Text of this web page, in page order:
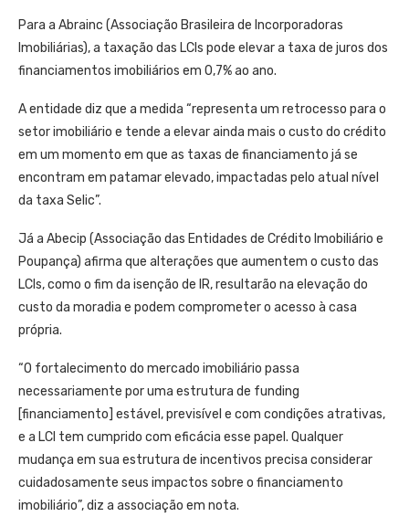
Para a Abrainc (Associação Brasileira de Incorporadoras
Imobiliárias), a taxação das LCIs pode elevar a taxa de juros dos
financiamentos imobiliários em 0,7% ao ano.
A entidade diz que a medida “representa um retrocesso para o
setor imobiliário e tende a elevar ainda mais o custo do crédito
em um momento em que as taxas de financiamento já se
encontram em patamar elevado, impactadas pelo atual nível
da taxa Selic”.
Já a Abecip (Associação das Entidades de Crédito Imobiliário e
Poupança) afirma que alterações que aumentem o custo das
LCIs, como o fim da isenção de IR, resultarão na elevação do
custo da moradia e podem comprometer o acesso à casa
própria.
“O fortalecimento do mercado imobiliário passa
necessariamente por uma estrutura de funding
[financiamento] estável, previsível e com condições atrativas,
e a LCI tem cumprido com eficácia esse papel. Qualquer
mudança em sua estrutura de incentivos precisa considerar
cuidadosamente seus impactos sobre o financiamento
imobiliário”, diz a associação em nota.